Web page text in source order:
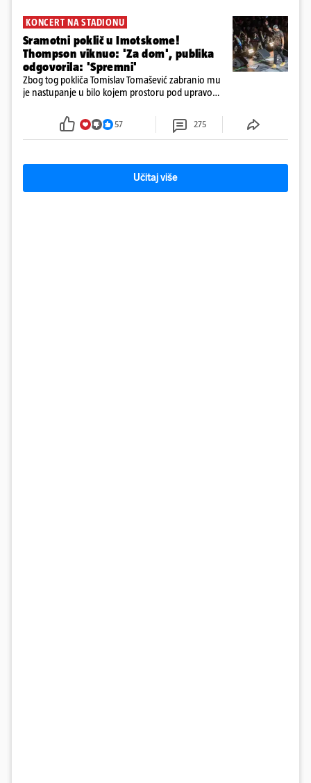
KONCERT NA STADIONU
Sramotni poklič u Imotskome!
Thompson viknuo: 'Za dom', publika
odgovorila: 'Spremni'
Zbog tog pokliča Tomislav Tomašević zabranio mu
je nastupanje u bilo kojem prostoru pod upravom
57 275
Učitaj više